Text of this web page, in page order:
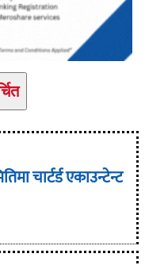
चार्टर्ड एकाउन्टेन्ट